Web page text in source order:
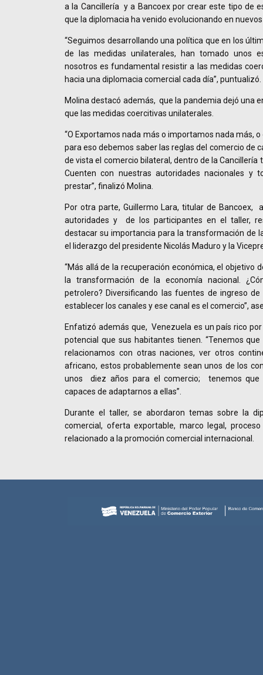
a la Cancillería y a Bancoex por crear este tipo de
que la diplomacia ha venido evolucionando en
“Seguimos desarrollando una política que en los
de las medidas unilaterales, han tomado unos
nosotros es fundamental resistir a las medidas
hacia una diplomacia comercial cada día”, puntualizó.
Molina destacó además, que la pandemia dejó una
que las medidas coercitivas unilaterales.
“O Exportamos nada más o importamos nada más,
para eso debemos saber las reglas del comercio de
de vista el comercio bilateral, dentro de la Cancillería
Cuenten con nuestras autoridades nacionales y
prestar”, finalizó Molina.
Por otra parte, Guillermo Lara, titular de Bancoex,
autoridades y de los participantes en el taller,
destacar su importancia para la transformación de
el liderazgo del presidente Nicolás Maduro y la
“Más allá de la recuperación económica, el objetivo
la transformación de la economía nacional.
petrolero? Diversificando las fuentes de ingreso
establecer los canales y ese canal es el comercio”,
Enfatizó además que, Venezuela es un país rico
potencial que sus habitantes tienen. “Tenemos
relacionamos con otras naciones, ver otros
africano, estos probablemente sean unos de los
unos diez años para el comercio; tenemos que
capaces de adaptarnos a ellas”.
Durante el taller, se abordaron temas sobre la
comercial, oferta exportable, marco legal,
relacionado a la promoción comercial internacional.